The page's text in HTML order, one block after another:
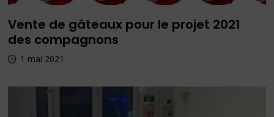
Vente de gâteaux pour le projet 2021
des compagnons
1 mai 2021